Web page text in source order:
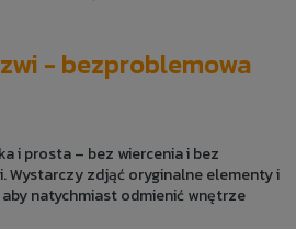
- bezproblemowa
i prosta – bez wiercenia i bez
Wystarczy zdjąć oryginalne elementy i
natychmiast odmienić wnętrze